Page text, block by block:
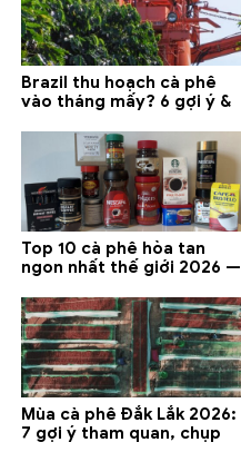
Brazil thu hoạch cà phê
vào tháng mấy? 6 gợi ý &
Top 10 cà phê hòa tan
ngon nhất thế giới 2026 —
Mùa cà phê Đắk Lắk 2026:
7 gợi ý tham quan, chụp